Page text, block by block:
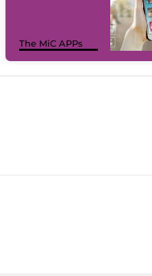
The MiC APPs